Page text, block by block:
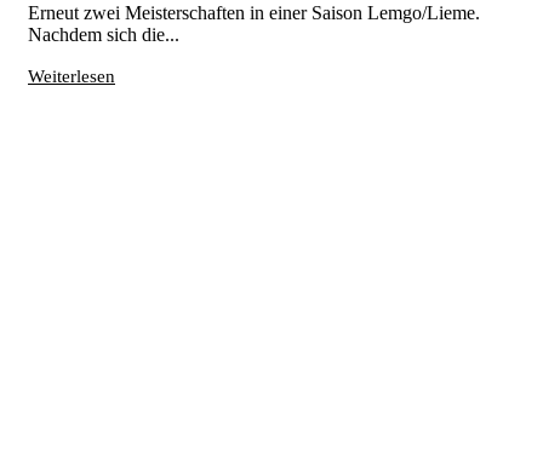
Erneut zwei Meisterschaften in einer Saison Lemgo/Lieme.
Nachdem sich die...
Weiterlesen